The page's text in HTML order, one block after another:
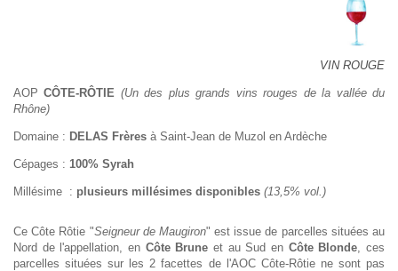
VIN ROUGE
AOPCÔTE-RÔTIE (Un des plus grands vins rouges de la vallée du
Rhône)
Domaine : DELAS Frères à Saint-Jean de Muzol en Ardèche
Cépages : 100% Syrah
Millésime : plusieurs millésimes disponibles (13,5% vol.)
Ce Côte Rôtie "Seigneur de Maugiron" est issue de parcelles situées au
Nord de l'appellation, en Côte Brune et au Sud en Côte Blonde , ces
parcelles situées sur les 2 facettes de l'AOC Côte-Rôtie ne sont pas